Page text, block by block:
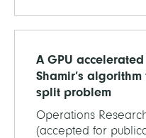
A GPU
Shamir’s
split problem
Operations
(accepted for